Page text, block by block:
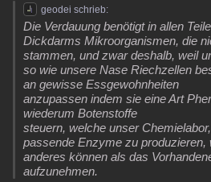
geodei schrieb:
Die Verdauung benötigt in allen
Dickdarms Mikroorganismen, die
stammen, und zwar deshalb, weil
so wie unsere Nase Riechzellen
an gewisse Essgewohnheiten
anzupassen indem sie eine Art
wiederum Botenstoffe
steuern, welche unser
passende Enzyme zu produzieren,
anderes können als das
aufzunehmen.